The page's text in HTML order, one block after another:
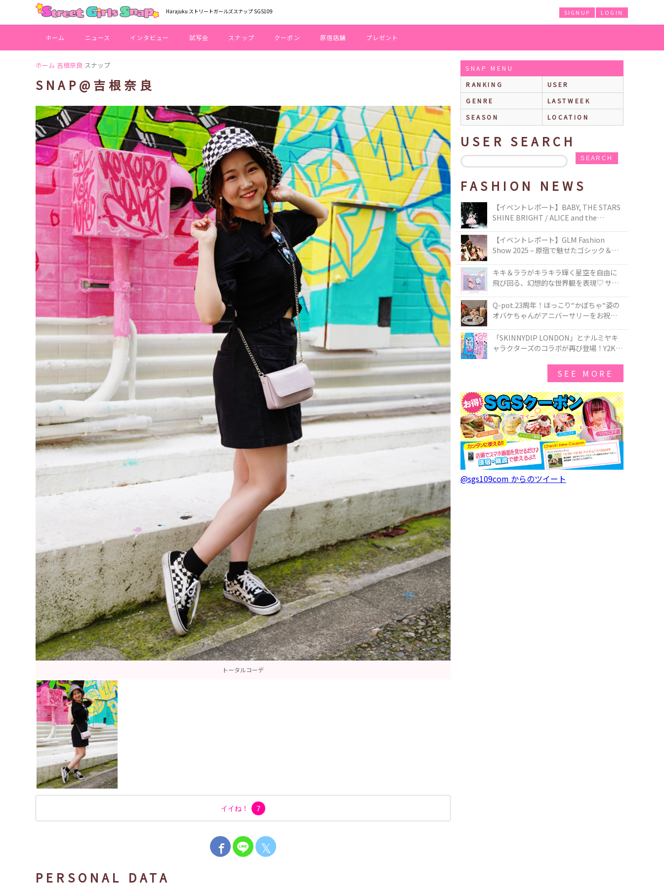
Harajuku ストリートガールズスナップ SGS109 LOGIN
SIGNUP
ホーム ニュース インタビュー 試写会 スナップ クーポン 原宿店舗 プレゼント
ホーム 吉根奈良 スナップ
SNAP@吉根奈良
トータルコーデ
イイね！ 7
𝕏
PERSONAL DATA
SNAP MENU
RANKING
USER
GENRE
LASTWEEK
SEASON
LOCATION
USER SEARCH
SEARCH
FASHION NEWS
【イベントレポート】BABY, THE STARS
SHINE BRIGHT / ALICE and the
TOKYO
【イベントレポート】GLM Fashion
Show 2025 – 原宿で魅せたゴシック＆ロ
キキ＆ララがキラキラ輝く星空を自由に
飛び回る、幻想的な世界観を表現♡ サマ
50周年アニバーサリーイヤー』を記念し
たコレクションが登場
Q-pot.23周年！ほっこり“かぼちゃ“姿の
オバケちゃんがアニバーサリーをお祝い
ー」が新発売！Q-pot CAFE.では「かぼち
ゃのオバケーキプレート」も登場
「SKINNYDIP LONDON」とナルミヤキ
ャラクターズのコラボが再び登場！Y2Kム
SEE MORE
@sgs109com からのツイート